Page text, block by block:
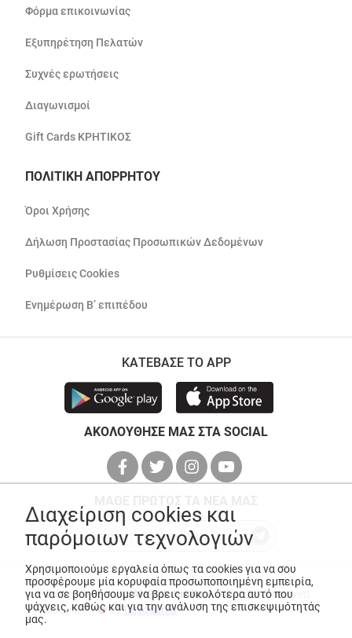
Φόρμα επικοινωνίας
Εξυπηρέτηση Πελατών
Συχνές ερωτήσεις
Διαγωνισμοί
Gift Cards ΚΡΗΤΙΚΟΣ
ΠΟΛΙΤΙΚΗ ΑΠΟΡΡΗΤΟΥ
Όροι Χρήσης
Δήλωση Προστασίας Προσωπικών Δεδομένων
Ρυθμίσεις Cookies
Ενημέρωση Β’ επιπέδου
ΚΑΤΕΒΑΣΕ ΤΟ APP
ΑΚΟΛΟΥΘΗΣΕ ΜΑΣ ΣΤΑ SOCIAL
© Copyright 2026ANEDIK Kritikos. All Rights Reserved
Made with
byDesquared
Διαχείριση cookies και
παρόμοιων τεχνολογιών
Χρησιμοποιούμε εργαλεία όπως τα cookies για να σου
προσφέρουμε μία κορυφαία προσωποποιημένη εμπειρία,
για να σε βοηθήσουμε να βρεις ευκολότερα αυτό που
ψάχνεις, καθώς και για την ανάλυση της επισκεψιμότητάς
μας.